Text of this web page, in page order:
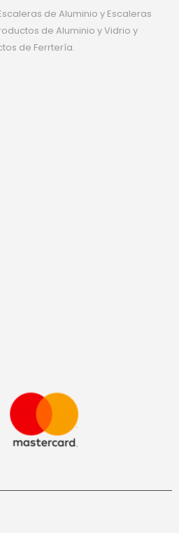
de Aluminio y Escaleras
de Aluminio y Vidrio y
de Ferrtería.